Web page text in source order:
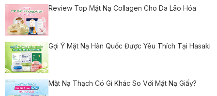
Review Top Mặt Nạ Collagen Cho Da Lão Hóa
Gợi Ý Mặt Nạ Hàn Quốc Được Yêu Thích Tại Hasaki
Mặt Nạ Thạch Có Gì Khác So Với Mặt Nạ Giấy?